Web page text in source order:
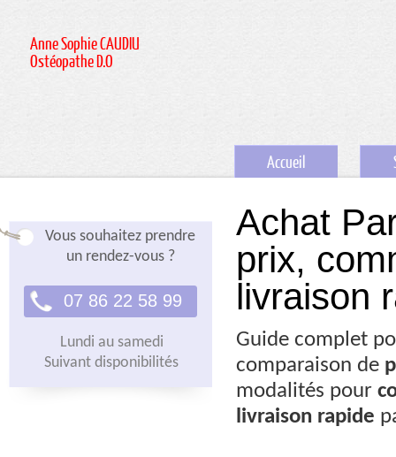
Anne Sophie CAUDIU
Ostéopathe D.O
Accueil
Vous souhaitez prendre
un rendez-vous ?
07 86 22 58 99
Lundi au samedi
Suivant disponibilités
Achat
prix,
livraison
Guide complet
comparaison de
modalités pour
livraison rapide